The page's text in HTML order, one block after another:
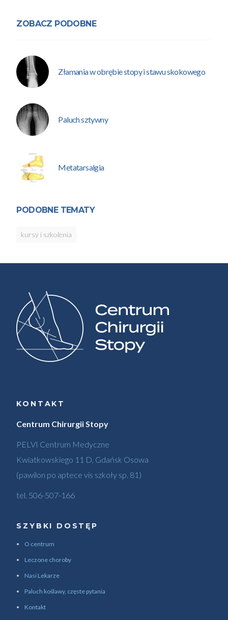
ZOBACZ PODOBNE
Złamania w obrębie stopy i stawu skokowego
Paluch sztywny
Metatarsalgia
PODOBNE TEMATY
kursy i szkolenia
KONTAKT
Centrum Chirurgii Stopy
PELVI Centrum Medyczne
Kwiatkowskiego 11 D, Gdańsk Osowa
(pawilon po aptece vis szkoły sp. 81)
tel. 506-507-166
SZYBKI DOSTĘP
O centrum
Leczone choroby
Nasi Lekarze
Paluch koślawy, częste pytania
Kontakt